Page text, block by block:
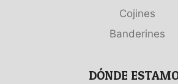
Cojines
Banderines
DÓNDE